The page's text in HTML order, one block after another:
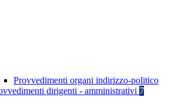
Provvedimenti organi indirizzo-politico
dirigenti - amministrativi 7